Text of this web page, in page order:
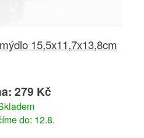
15,5x11,7x13,8cm
279 Kč
do: 12.8.